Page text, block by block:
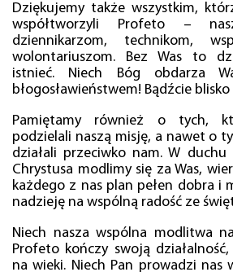
Dziękujemy także wszystkim,
współtworzyli Profeto –
dziennikarzom, technikom,
wolontariuszom. Bez Was to
istnieć. Niech Bóg obdarza
błogosławieństwem! Bądźcie blisko
Pamiętamy również o tych,
podzielali naszą misję, a nawet o
działali przeciwko nam. W duchu
Chrystusa modlimy się za Was,
każdego z nas plan pełen dobra i
nadzieję na wspólną radość ze
Niech nasza wspólna modlitwa
Profeto kończy swoją
na wieki. Niech Pan prowadzi nas